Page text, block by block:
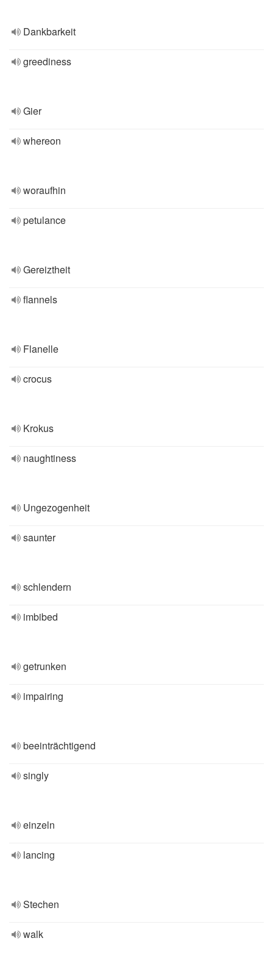
Dankbarkeit
greediness
Gier
whereon
woraufhin
petulance
Gereiztheit
flannels
Flanelle
crocus
Krokus
naughtiness
Ungezogenheit
saunter
schlendern
imbibed
getrunken
impairing
beeinträchtigend
singly
einzeln
lancing
Stechen
walk